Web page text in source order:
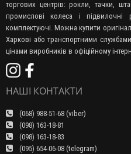
торгових центрів: рокли, тачки,
промислові колеса і
комплектуючі. Можна купити
Харкові або транспортними
цінами виробників в офіційному
НАШІ КОНТАКТИ
(068) 988-51-68 (viber)
(098) 163-18-81
(098) 163-18-83
(095) 654-06-08 (telegram)